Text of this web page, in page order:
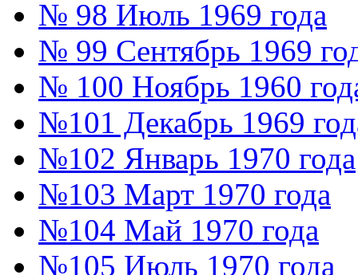
№ 98 Июль 1969 года
№ 99 Сентябрь 1969
№ 100 Ноябрь 1960
№101 Декабрь 1969
№102 Январь 1970 года
№103 Март 1970 года
№104 Май 1970 года
№105 Июль 1970 года